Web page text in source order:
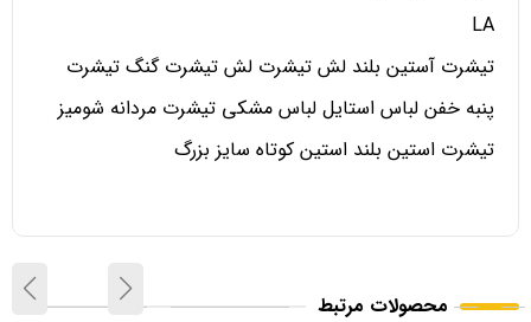
LA
تیشرت آستین بلند لش تیشرت لش تیشرت گنگ تیشرت
پنبه خفن لباس استایل لباس مشکی تیشرت مردانه شومیز
تیشرت استین بلند استین کوتاه سایز بزرگ
محصولات مرتبط